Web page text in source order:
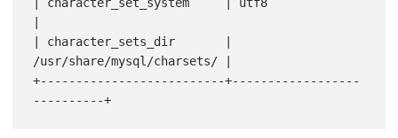
|
| character_sets_dir       |
/usr/share/mysql/charsets/ |
+--------------------------+------------------
----------+